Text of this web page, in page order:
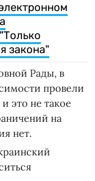
закона"
Рады, в
провели
это не такое
на
нет.